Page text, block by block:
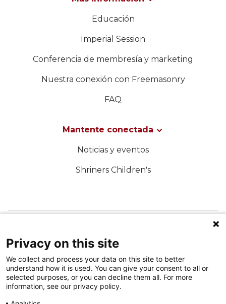
Educación
Imperial Session
Conferencia de membresía y marketing
Nuestra conexión con Freemasonry
FAQ
Mantente conectada
Noticias y eventos
Shriners Children's
Privacy on this site
We collect and process your data on this site to better
understand how it is used. You can give your consent to all or
selected purposes, or you can decline them all. For more
information, see our privacy policy.